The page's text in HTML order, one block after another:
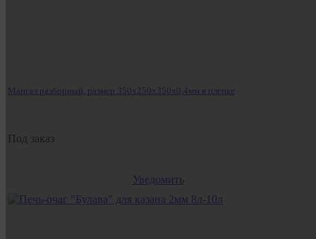
Мангал разборный, размер 350х250х350х0,4мм в пленке
Под заказ
Уведомить